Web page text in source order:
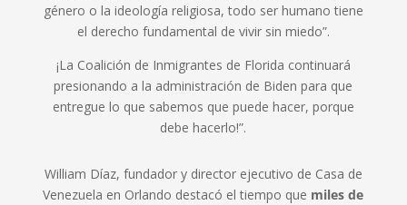
género o la ideología religiosa, todo ser humano tiene
el derecho fundamental de vivir sin miedo”.
¡La Coalición de Inmigrantes de Florida continuará
presionando a la administración de Biden para que
entregue lo que sabemos que puede hacer, porque
debe hacerlo!”.
William Díaz, fundador y director ejecutivo de Casa de
Venezuela en Orlando destacó el tiempo que miles de